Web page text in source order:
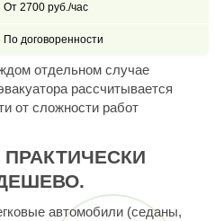
От 2700 руб./час
По договоренности
отдельном случае
рассчитывается
от сложности работ
автомобили (седаны,